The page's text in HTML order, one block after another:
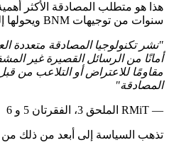
هذا هو متطلب المصادقة الأكثر
سنوات من توجيهات BNM ويحولها إلى معيار ملزم:
مقاومًا للاعتراض أو التلاعب من
المصادقة"
— RMiT الملحق 3، الفقرتان 5 و 6
تذهب السياسة إلى أبعد من ذلك من